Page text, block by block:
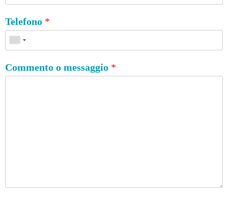
Telefono *
Commento o messaggio *